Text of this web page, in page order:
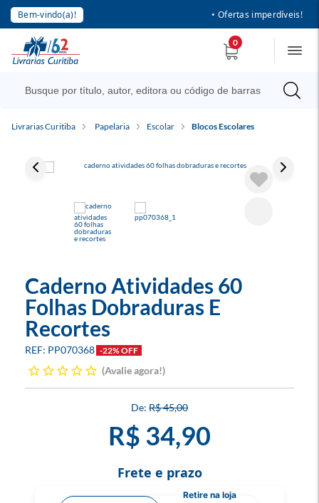
Bem-vindo(a)! • Ofertas imperdíveis!
0
Livrarias Curitiba Papelaria Escolar Blocos Escolares
Caderno Atividades 60
Folhas Dobraduras E
Recortes
PP070368 -22% OFF
Avalie agora!
R$ 45,00
R$ 34,90
Frete e prazo